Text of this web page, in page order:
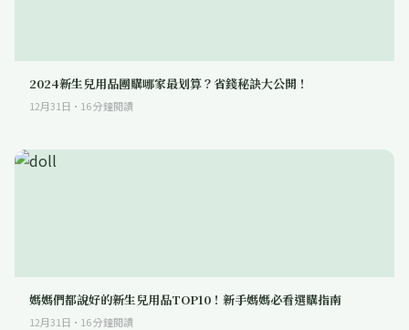
2024新生兒用品團購哪家最划算？省錢秘訣大公開！
12月31日 · 16分鐘閱讀
媽媽們都說好的新生兒用品TOP10！新手媽媽必看選購指南
12月31日 · 16分鐘閱讀